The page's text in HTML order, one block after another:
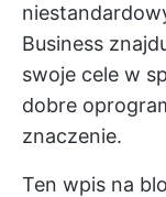
Business
swoje cele w
dobre
znaczenie.
Ten wpis na